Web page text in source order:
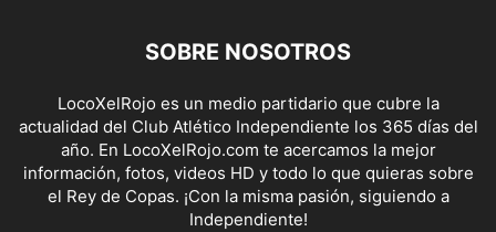
SOBRE NOSOTROS
LocoXelRojo es un medio partidario que cubre la
actualidad del Club Atlético Independiente los 365 días del
año. En LocoXelRojo.com te acercamos la mejor
información, fotos, videos HD y todo lo que quieras sobre
el Rey de Copas. ¡Con la misma pasión, siguiendo a
Independiente!